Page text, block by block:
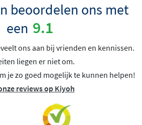
beoordelen ons met
een 9.1
ons aan bij vrienden en kennissen.
liegen er niet om.
je zo goed mogelijk te kunnen helpen!
reviews op Kiyoh